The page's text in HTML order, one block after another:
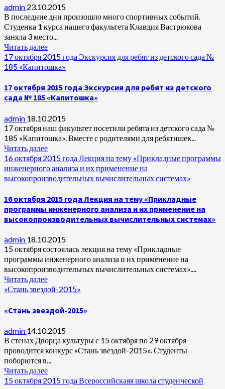
admin 23.10.2015
В последние дни произошло много спортивных событий.
Студенка 1 курса нашего факультета Клавдия Вастрюкова
заняла 3 место...
Читать далее
17 октября 2015 года Экскурсия для ребят из детского сада №
185 «Капитошка»
17 октября 2015 года Экскурсия для ребят из детского
сада № 185 «Капитошка»
admin 18.10.2015
17 октября наш факультет посетили ребята из детского сада №
185 «Капитошка». Вместе с родителями для ребятишек...
Читать далее
16 октября 2015 года Лекция на тему «Прикладные программы
инженерного анализа и их применение на
высокопроизводительных вычислительных системах»
16 октября 2015 года Лекция на тему «Прикладные
программы инженерного анализа и их применение на
высокопроизводительных вычислительных системах»
admin 18.10.2015
15 октября состоялась лекция на тему «Прикладные
программы инженерного анализа и их применение на
высокопроизводительных вычислительных системах»....
Читать далее
«Стань звездой-2015»
«Стань звездой-2015»
admin 14.10.2015
В стенах Дворца культуры с 15 октября по 29 октября
проводится конкурс «Стань звездой-2015». Студенты
поборются в...
Читать далее
15 октября 2015 года Всероссийскаяя школа студенческой